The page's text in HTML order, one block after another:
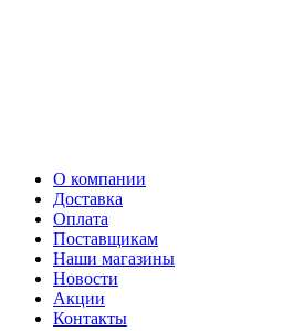
О компании
Доставка
Оплата
Поставщикам
Наши магазины
Новости
Акции
Контакты